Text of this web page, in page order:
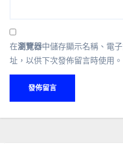
在瀏覽器中儲存顯示名稱、電
址，以供下次發佈留言時使用。